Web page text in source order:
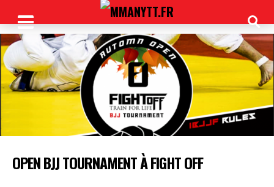
OPEN BJJ TOURNAMENT À FIGHT OFF